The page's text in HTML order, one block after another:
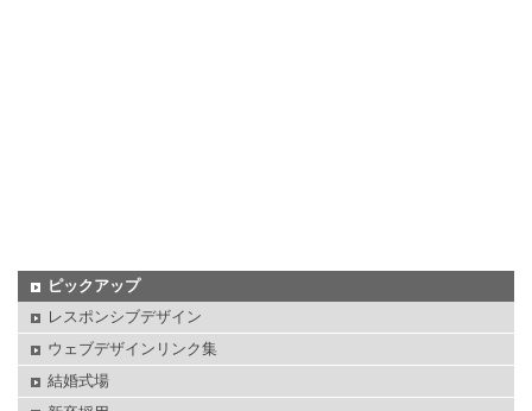
ピックアップ
レスポンシブデザイン
ウェブデザインリンク集
結婚式場